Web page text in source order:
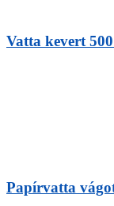
Vatta kevert
Papírvatta